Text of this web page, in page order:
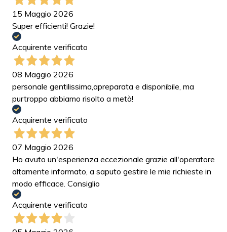
15 Maggio 2026
Super efficienti! Grazie!
Acquirente verificato
08 Maggio 2026
personale gentilissima,apreparata e disponibile, ma
purtroppo abbiamo risolto a metà!
Acquirente verificato
07 Maggio 2026
Ho avuto un'esperienza eccezionale grazie all'operatore
altamente informato, a saputo gestire le mie richieste in
modo efficace. Consiglio
Acquirente verificato